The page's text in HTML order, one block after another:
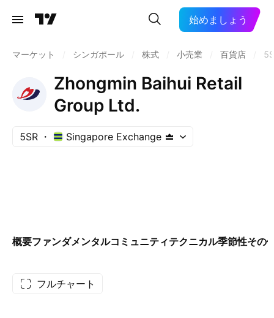
始めましょう
マーケット シンガポール 株式 小売業 百貨店
Zhongmin Baihui Retail
Group Ltd.
5SR Singapore Exchange
概要ファンダメンタルコミュニティテクニカル季節性その
フルチャート